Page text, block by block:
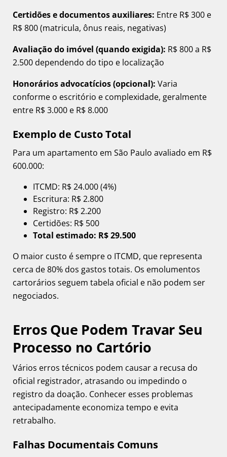
Certidões e documentos auxiliares: Entre R$ 300 e
R$ 800 (matricula, ônus reais, negativas)
Avaliação do imóvel (quando exigida): R$ 800 a R$
2.500 dependendo do tipo e localização
Honorários advocatícios (opcional): Varia
conforme o escritório e complexidade, geralmente
entre R$ 3.000 e R$ 8.000
Exemplo de Custo Total
Para um apartamento em São Paulo avaliado em R$
600.000:
ITCMD: R$ 24.000 (4%)
Escritura: R$ 2.800
Registro: R$ 2.200
Certidões: R$ 500
Total estimado: R$ 29.500
O maior custo é sempre o ITCMD, que representa
cerca de 80% dos gastos totais. Os emolumentos
cartorários seguem tabela oficial e não podem ser
negociados.
Erros Que Podem Travar Seu
Processo no Cartório
Vários erros técnicos podem causar a recusa do
oficial registrador, atrasando ou impedindo o
registro da doação. Conhecer esses problemas
antecipadamente economiza tempo e evita
retrabalho.
Falhas Documentais Comuns